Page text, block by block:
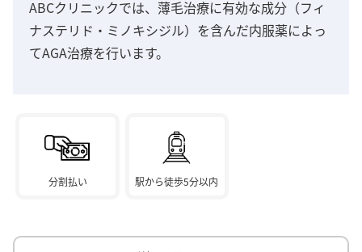
ABCクリニックでは、薄毛治療に有効な成分（フィ
ナステリド・ミノキシジル）を含んだ内服薬によっ
てAGA治療を行います。
分割払い 駅から徒歩5分以内